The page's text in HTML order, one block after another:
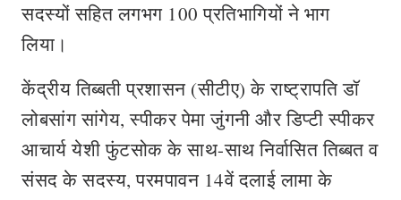
सदस्यों सहित लगभग 100 प्रतिभागियों ने भाग
लिया।
केंद्रीय तिब्बती प्रशासन (सीटीए) के राष्ट्रापति डॉ
लोबसांग सांगेय, स्पीकर पेमा जुंगनी और डिप्टी स्पीकर
आचार्य येशी फुंटसोक के साथ-साथ निर्वासित तिब्बत व
संसद के सदस्य, परमपावन 14वें दलाई लामा के